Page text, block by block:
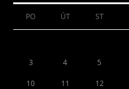
PO ÚT ST
3 4 5
10 11 12